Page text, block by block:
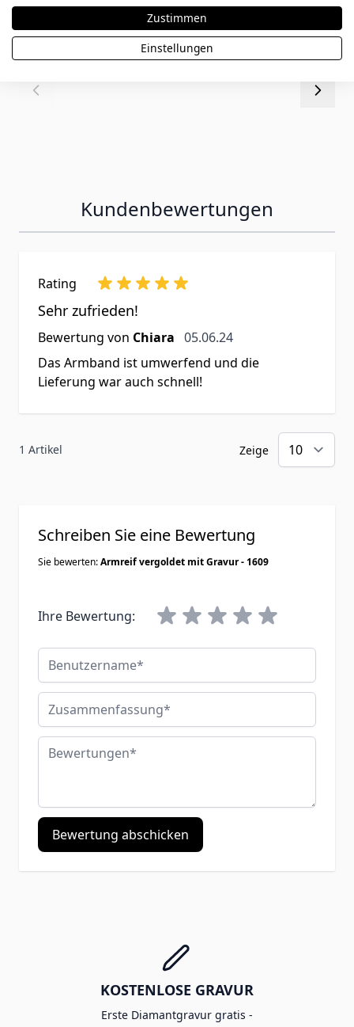
Kundenbewertungen
Rating
Sehr zufrieden!
Bewertung von Chiara 5. Juni 2024
05.06.24
Das Armband ist umwerfend und die
Lieferung war auch schnell!
1 Artikel Zeige
Schreiben Sie eine Bewertung
Sie bewerten:Armreif vergoldet mit Gravur - 1609
Ihre Bewertung:
Benutzername
Zusammenfassung
Bewertungen
Bewertung abschicken
KOSTENLOSE GRAVUR
Erste Diamantgravur gratis -
Zustimmen
Einstellungen